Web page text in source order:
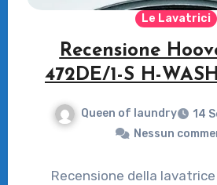
Le Lavatrici
Recensione
472DE/1-S H-
Queen of laundry
14
Nessun
Recensione della lavatrice